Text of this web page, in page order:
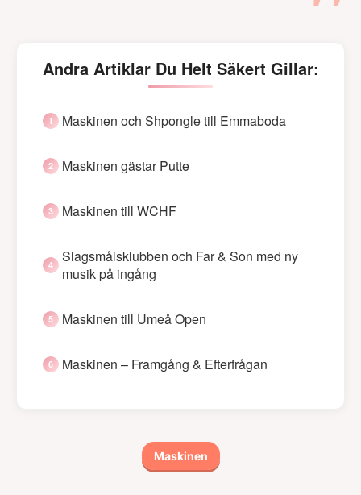
Andra Artiklar Du Helt Säkert Gillar:
Maskinen och Shpongle till Emmaboda
Maskinen gästar Putte
Maskinen till WCHF
Slagsmålsklubben och Far & Son med ny
musik på ingång
Maskinen till Umeå Open
Maskinen – Framgång & Efterfrågan
Maskinen